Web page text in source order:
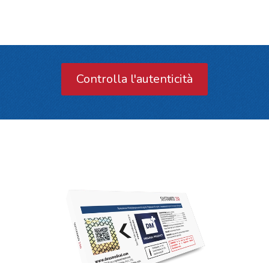
Controlla l'autenticità